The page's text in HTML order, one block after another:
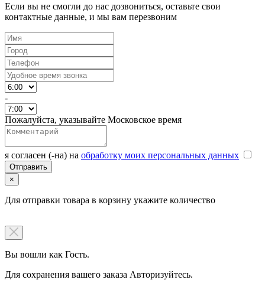
Если вы не смогли до нас дозвониться, оставьте свои
контактные данные, и мы вам перезвоним
-
Пожалуйста, указывайте Московское время
я согласен (-на) на обработку моих персональных данных
×
Для отправки товара в корзину укажите количество
Вы вошли как Гость.
Для сохранения вашего заказа Авторизуйтесь.